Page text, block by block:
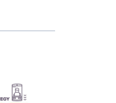
con il
del
di
coinvolti. Il
che agirà
business